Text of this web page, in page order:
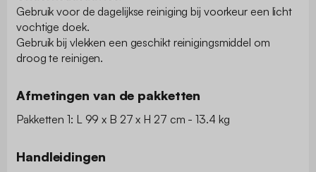
Gebruik voor de dagelijkse reiniging bij voorkeur een licht
vochtige doek.
Gebruik bij vlekken een geschikt reinigingsmiddel om
droog te reinigen.
Afmetingen van de pakketten
Pakketten 1: L 99 x B 27 x H 27 cm - 13.4 kg
Handleidingen